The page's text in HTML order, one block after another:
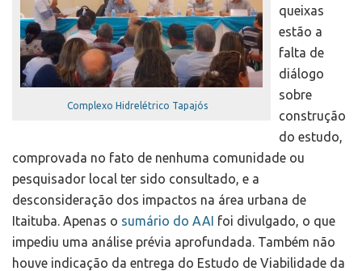
Complexo Hidrelétrico Tapajós
queixas
estão a
falta de
diálogo
sobre
construção
do estudo,
comprovada no fato de nenhuma comunidade ou
pesquisador local ter sido consultado, e a
desconsideração dos impactos na área urbana de
Itaituba. Apenas o sumário do AAI foi divulgado, o que
impediu uma análise prévia aprofundada. Também não
houve indicação da entrega do Estudo de Viabilidade da